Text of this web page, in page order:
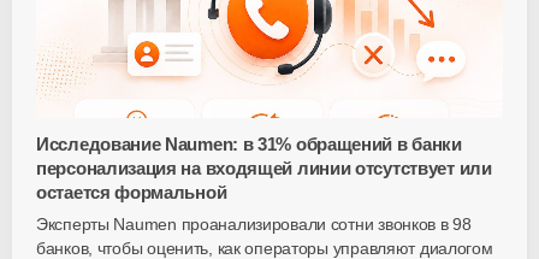
Исследование Naumen: в 31% обращений в банки
персонализация на входящей линии отсутствует или
остается формальной
Эксперты Naumen проанализировали сотни звонков в 98
банков, чтобы оценить, как операторы управляют диалогом